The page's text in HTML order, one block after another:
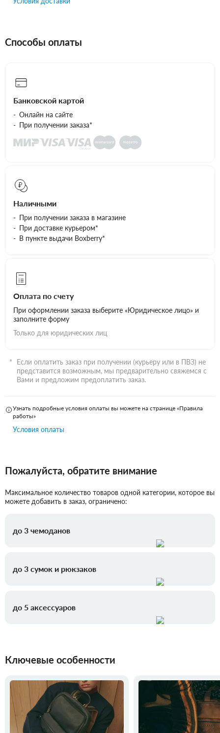
Способы оплаты
Банковской картой
Онлайн на сайте
При получении заказа*
Наличными
При получении заказа в магазине
При доставке курьером*
В пункте выдачи Boxberry*
Оплата по счету
При оформлении заказа выберите «Юридическое лицо» и
заполните форму
Только для юридических лиц
Если оплатить заказ при получении (курьеру или в ПВЗ) не
представится возможным, мы предварительно свяжемся с
Вами и предложим предоплатить заказ.
Узнать подробные условия оплаты вы можете на странице «Правила
работы»
Условия оплаты
Пожалуйста, обратите внимание
Максимальное количество товаров одной категории, которое вы
можете добавить в заказ, ограничено:
до 3 чемоданов
до 3 сумок и рюкзаков
до 5 аксессуаров
Ключевые особенности